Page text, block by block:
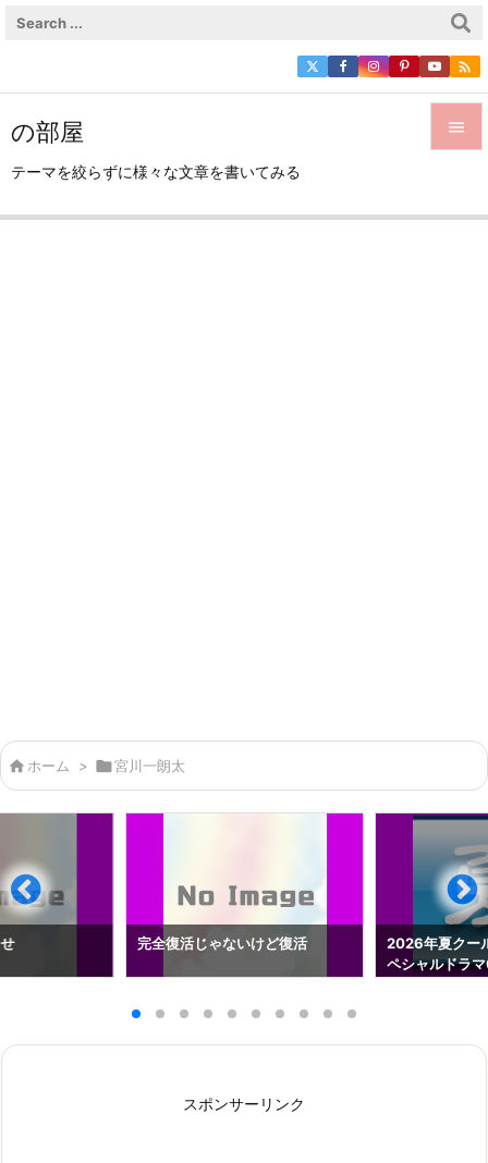
の部屋
テーマを絞らずに様々な文章を書いてみる



 ホーム > 宮川一朗太
完全復活じゃないけど復活
2026年夏クー
ペシャルドラ
スポンサーリンク